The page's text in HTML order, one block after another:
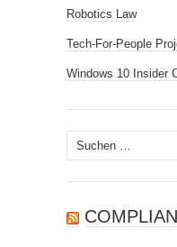
Robotics Law
Tech-For-People
Windows 10 Insider
Suchen
nach: